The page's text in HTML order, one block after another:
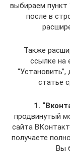
выбираем пункт
после в
Также
ссылке на
статье
1.
продвинутый
сайта
получаете
Вы